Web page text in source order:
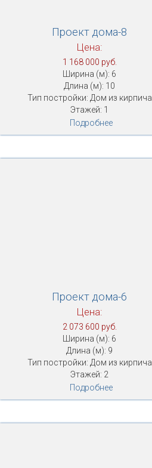
Проект дома-8
Цена:
1 168 000 руб.
Ширина (м): 6
Длина (м): 10
Тип постройки: Дом из кирпича
Этажей: 1
Подробнее
Проект дома-6
Цена:
2 073 600 руб.
Ширина (м): 6
Длина (м): 9
Тип постройки: Дом из кирпича
Этажей: 2
Подробнее